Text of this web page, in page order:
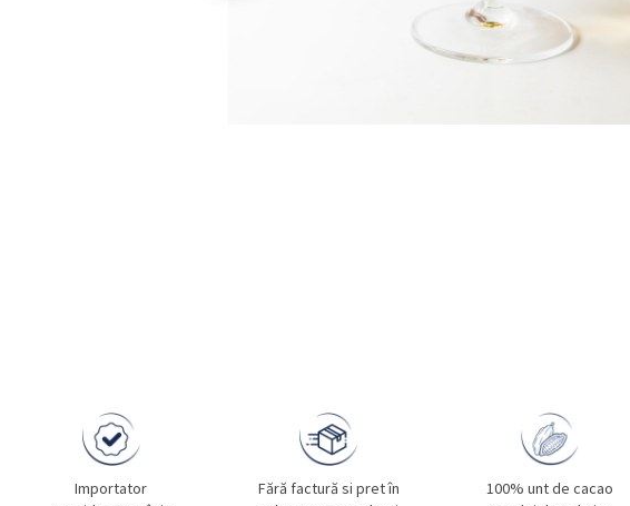
Importator
Fără factură si pret în
100% unt de cacao